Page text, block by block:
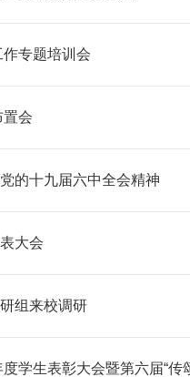
专题培训会​
会​
的十九届六中全会精神​
大会​
组来校调研​
彰大会暨第六届“传颂千古经典 回